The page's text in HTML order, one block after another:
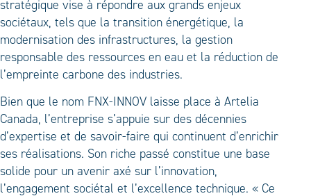
stratégique vise à répondre aux grands enjeux
sociétaux, tels que la transition énergétique, la
modernisation des infrastructures, la gestion
responsable des ressources en eau et la réduction de
l’empreinte carbone des industries.
Bien que le nom FNX-INNOV laisse place à Artelia
Canada, l’entreprise s’appuie sur des décennies
d’expertise et de savoir-faire qui continuent d’enrichir
ses réalisations. Son riche passé constitue une base
solide pour un avenir axé sur l’innovation,
l’engagement sociétal et l’excellence technique. « Ce